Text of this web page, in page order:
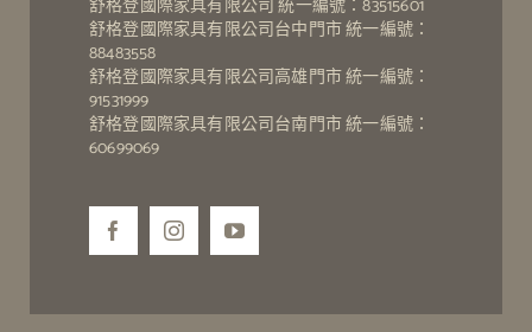
舒格登國際家具有限公司 統一編號：83515601
舒格登國際家具有限公司台中門市 統一編號：
88483558
舒格登國際家具有限公司高雄門市 統一編號：
91531999
舒格登國際家具有限公司台南門市 統一編號：
60699069